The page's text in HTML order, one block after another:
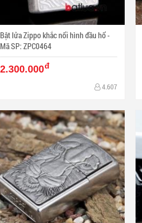
Bật lửa Zippo khắc nổi hình đầu hổ -
Mã SP: ZPC0464
2.300.000đ
4.607